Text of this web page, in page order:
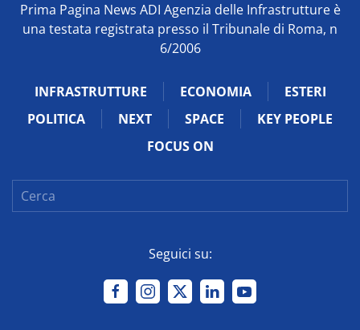
Prima Pagina News ADI Agenzia delle Infrastrutture è
una testata registrata presso il Tribunale di Roma, n
6/2006
INFRASTRUTTURE ECONOMIA
ESTERI
POLITICA
NEXT SPACE
KEY PEOPLE
FOCUS ON
Seguici su: